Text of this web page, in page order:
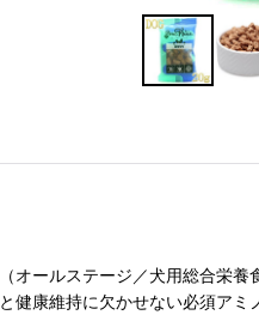
ールステージ／犬用総合栄養
康維持に欠かせない必須アミ